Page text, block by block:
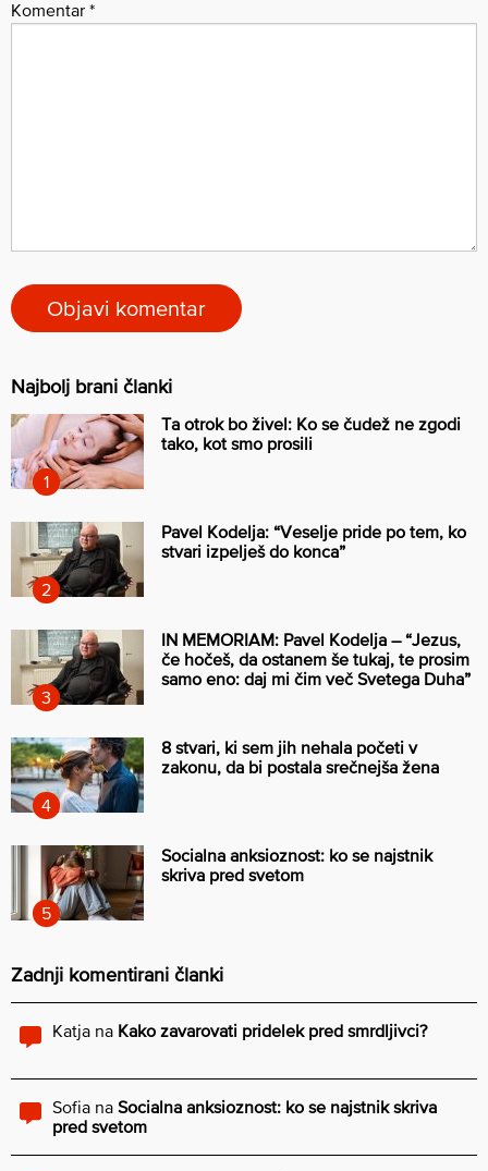
Komentar *
Najbolj brani članki
Ta otrok bo živel: Ko se čudež ne zgodi
tako, kot smo prosili
Pavel Kodelja: “Veselje pride po tem, ko
stvari izpelješ do konca”
IN MEMORIAM: Pavel Kodelja – “Jezus,
če hočeš, da ostanem še tukaj, te prosim
samo eno: daj mi čim več Svetega Duha”
8 stvari, ki sem jih nehala početi v
zakonu, da bi postala srečnejša žena
Socialna anksioznost: ko se najstnik
skriva pred svetom
Zadnji komentirani članki
Katja na Kako zavarovati pridelek pred smrdljivci?
Sofia na Socialna anksioznost: ko se najstnik skriva
pred svetom